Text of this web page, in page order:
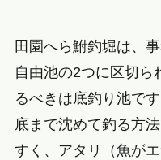
田園へら鮒釣堀は、
自由池の2つに区切ら
るべきは底釣り池で
底まで沈めて釣る方
すく、アタリ（魚が